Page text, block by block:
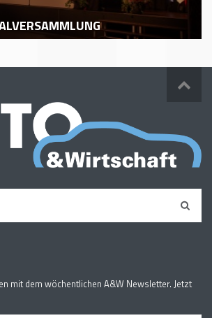
mit dem wöchentlichen A&W Newsletter. Jetzt